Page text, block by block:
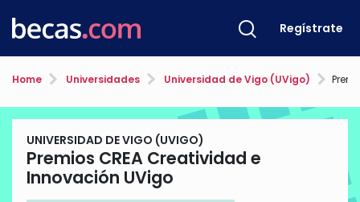
Regístrate
Home Universidades Universidad de Vigo (UVigo)
UNIVERSIDAD DE VIGO (UVIGO)
Premios CREA Creatividad e
Innovación UVigo